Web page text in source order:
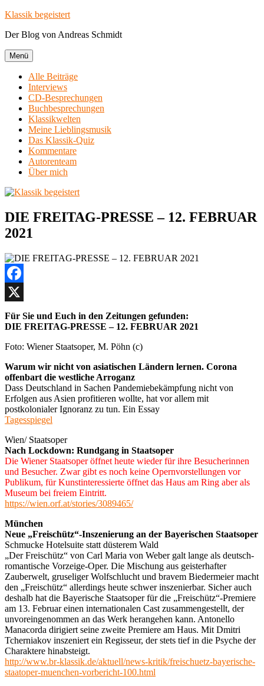
Zum
springen
Klassik begeistert
Der Blog von Andreas Schmidt
Menü
Alle Beiträge
Interviews
CD-Besprechungen
Buchbesprechungen
Klassikwelten
Meine Lieblingsmusik
Das Klassik-Quiz
Kommentare
Autorenteam
Über mich
DIE FREITAG-PRESSE – 12. FEBRUAR
2021
Facebook
X
Für Sie und Euch in den Zeitungen gefunden:
DIE FREITAG-PRESSE – 12. FEBRUAR 2021
Foto: Wiener Staatsoper, M. Pöhn (c)
Warum wir nicht von asiatischen Ländern lernen. Corona
offenbart die westliche Arroganz
Dass Deutschland in Sachen Pandemiebekämpfung nicht von
Erfolgen aus Asien profitieren wollte, hat vor allem mit
postkolonialer Ignoranz zu tun. Ein Essay
Tagesspiegel
Wien/ Staatsoper
Nach Lockdown: Rundgang in Staatsoper
Die Wiener Staatsoper öffnet heute wieder für ihre Besucherinnen
und Besucher. Zwar gibt es noch keine Opernvorstellungen vor
Publikum, für Kunstinteressierte öffnet das Haus am Ring aber als
Museum bei freiem Eintritt.
https://wien.orf.at/stories/3089465/
München
Neue „Freischütz“-Inszenierung an der Bayerischen Staatsoper
Schmucke Hotelsuite statt düsterem Wald
„Der Freischütz“ von Carl Maria von Weber galt lange als deutsch-
romantische Vorzeige-Oper. Die Mischung aus geisterhafter
Zauberwelt, gruseliger Wolfschlucht und bravem Biedermeier macht
den „Freischütz“ allerdings heute schwer inszenierbar. Sicher auch
deshalb hat die Bayerische Staatsoper für die „Freischütz“-Premiere
am 13. Februar einen internationalen Cast zusammengestellt, der
unvoreingenommen an das Werk herangehen kann. Antonello
Manacorda dirigiert seine zweite Premiere am Haus. Mit Dmitri
Tcherniakov inszeniert ein Regisseur, der stets tief in die Psyche der
Charaktere hinabsteigt.
http://www.br-klassik.de/aktuell/news-kritik/freischuetz-bayerische-
staatoper-muenchen-vorbericht-100.html